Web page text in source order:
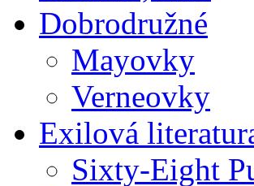
Dobrodružné
Mayovky
Verneovky
Exilová
Sixty-Eight